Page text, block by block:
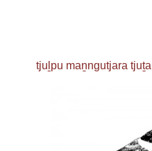
tjuḻpu maṉngutjara tjuṯa